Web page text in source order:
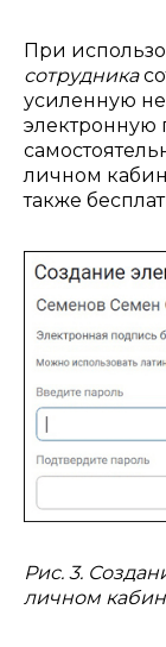
При
сотрудника
усиленную
электронную
личном
также
Рис. 3.
личном